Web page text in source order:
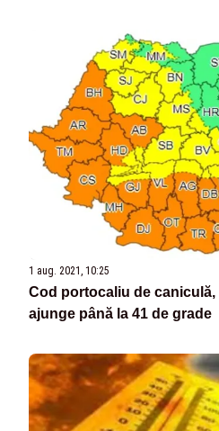
1 aug. 2021, 10:25
Cod portocaliu de
ajunge până la 41 de grade